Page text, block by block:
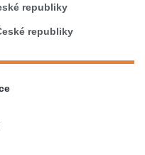
republiky
republiky